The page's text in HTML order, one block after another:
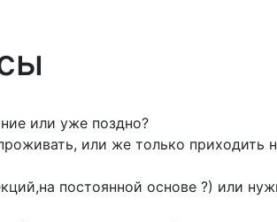
или уже поздно?
или же только приходить
постоянной основе ?) или